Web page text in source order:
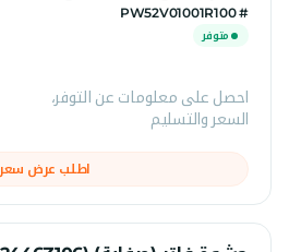
# PW52V01001R100
متوفر
احصل على معلومات عن التوفر،
السعر والتسليم
اطلب عرض سعر